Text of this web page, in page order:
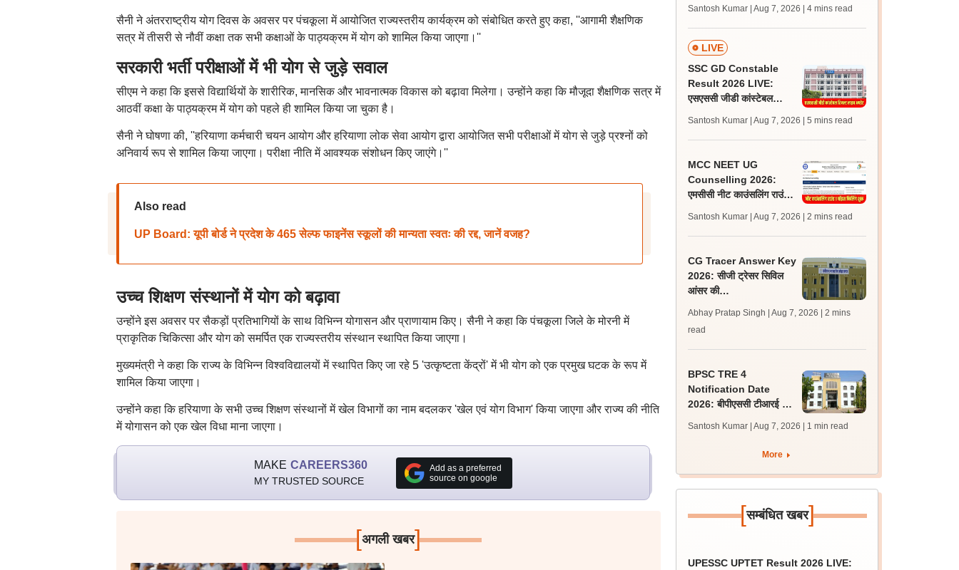
सैनी ने अंतरराष्ट्रीय योग दिवस के अवसर पर पंचकूला में आयोजित राज्यस्तरीय कार्यक्रम को संबोधित करते हुए कहा, ''आगामी शैक्षणिक
सत्र में तीसरी से नौवीं कक्षा तक सभी कक्षाओं के पाठ्यक्रम में योग को शामिल किया जाएगा।''
सरकारी भर्ती परीक्षाओं में भी योग से जुड़े सवाल
सीएम ने कहा कि इससे विद्यार्थियों के शारीरिक, मानसिक और भावनात्मक विकास को बढ़ावा मिलेगा। उन्होंने कहा कि मौजूदा शैक्षणिक सत्र में
आठवीं कक्षा के पाठ्यक्रम में योग को पहले ही शामिल किया जा चुका है।
सैनी ने घोषणा की, ''हरियाणा कर्मचारी चयन आयोग और हरियाणा लोक सेवा आयोग द्वारा आयोजित सभी परीक्षाओं में योग से जुड़े प्रश्नों को
अनिवार्य रूप से शामिल किया जाएगा। परीक्षा नीति में आवश्यक संशोधन किए जाएंगे।''
Also read
UP Board: यूपी बोर्ड ने प्रदेश के 465 सेल्फ फाइनेंस स्कूलों की मान्यता स्वतः की रद्द, जानें वजह?
उच्च शिक्षण संस्थानों में योग को बढ़ावा
उन्होंने इस अवसर पर सैकड़ों प्रतिभागियों के साथ विभिन्न योगासन और प्राणायाम किए। सैनी ने कहा कि पंचकूला जिले के मोरनी में
प्राकृतिक चिकित्सा और योग को समर्पित एक राज्यस्तरीय संस्थान स्थापित किया जाएगा।
मुख्यमंत्री ने कहा कि राज्य के विभिन्न विश्वविद्यालयों में स्थापित किए जा रहे 5 'उत्कृष्टता केंद्रों' में भी योग को एक प्रमुख घटक के रूप में
शामिल किया जाएगा।
उन्होंने कहा कि हरियाणा के सभी उच्च शिक्षण संस्थानों में खेल विभागों का नाम बदलकर 'खेल एवं योग विभाग' किया जाएगा और राज्य की नीति
में योगासन को एक खेल विधा माना जाएगा।
MAKE CAREERS360
MY TRUSTED SOURCE
Add as a preferred
source on google
[अगली खबर]
जल्द, जानें लेटेस्ट अपडेट,
पासिंग मार्क्स
Santosh Kumar | Aug 7, 2026 | 4 mins read
LIVE
SSC GD Constable
Result 2026 LIVE:
एसएससी जीडी कांस्टेबल
लेटेस्ट अपडेट, स्कोरकार्ड लिंक
Santosh Kumar | Aug 7, 2026 | 5 mins read
MCC NEET UG
Counselling 2026:
एमसीसी नीट काउंसलिंग राउंड
सीट मैट्रिक्स भी जारी
Santosh Kumar | Aug 7, 2026 | 2 mins read
CG Tracer Answer Key
2026: सीजी ट्रेसर सिविल
आंसर की
पर जारी, 13 अगस्त तक उठाएं
आपत्ति
Abhay Pratap Singh | Aug 7, 2026
| 2 mins
read
BPSC TRE 4
Notification Date
2026: बीपीएससी टीआरई 4
के बीच, एसटेट पर क्या है
Santosh Kumar | Aug 7, 2026 | 1 min read
More
[सम्बंधित खबर]
UPESSC UPTET Result 2026 LIVE: